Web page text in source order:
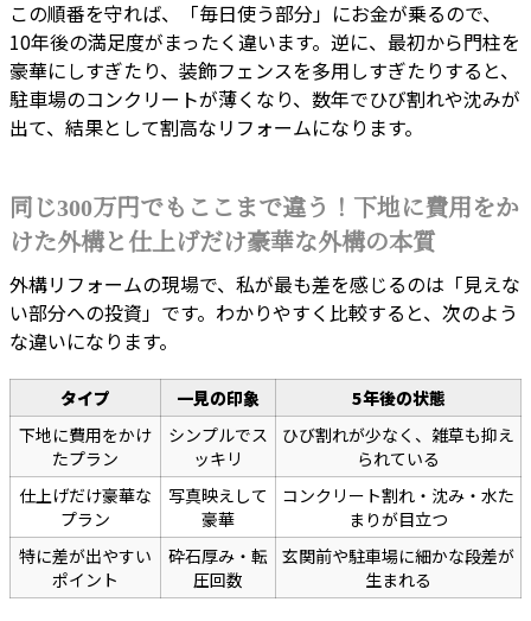
この順番を守れば、「毎日使う部分」にお金が乗るので、
10年後の満足度がまったく違います。逆に、最初から門柱を
豪華にしすぎたり、装飾フェンスを多用しすぎたりすると、
駐車場のコンクリートが薄くなり、数年でひび割れや沈みが
出て、結果として割高なリフォームになります。
同じ300万円でもここまで違う！下地に費用をか
けた外構と仕上げだけ豪華な外構の本質
外構リフォームの現場で、私が最も差を感じるのは「見えな
い部分への投資」です。わかりやすく比較すると、次のよう
な違いになります。
タイプ 一見の印象
5年後の状態
下地に費用をかけ
たプラン
シンプルでス
ッキリ
ひび割れが少なく、雑草も抑え
られている
仕上げだけ豪華な
プラン
写真映えして
豪華
コンクリート割れ・沈み・水た
まりが目立つ
特に差が出やすい
ポイント
砕石厚み・転
圧回数
玄関前や駐車場に細かな段差が
生まれる